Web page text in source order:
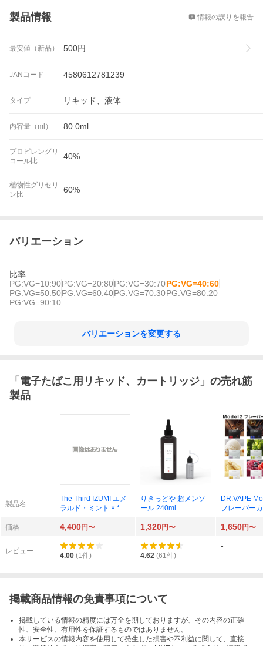
製品情報 情報の誤りを報告
最安値（新品） 500円
JANコード 4580612781239
タイプ リキッド、液体
内容量（ml） 80.0ml
プロピレングリ
コール比
40%
植物性グリセリ
ン比
60%
バリエーション
比率
PG:VG=10:90PG:VG=20:80PG:VG=30:70PG:VG=40:60
PG:VG=50:50PG:VG=60:40PG:VG=70:30PG:VG=80:20
PG:VG=90:10
バリエーションを変更する
「 電子たばこ用リキッド、カートリッジ 」の売れ筋
製品
製品名
The Third IZUMI エメ
ラルド・ミント × *
りきっどや 超メンソ
ール 240ml
DR.VAPE
フレーバー
価格
4,400円〜 1,320円〜 1,650円〜
レビュー
4.00 (1件) 4.62 (61件)
-
掲載商品情報の免責事項について
掲載している情報の精度には万全を期しておりますが、その内容の正確
性、安全性、有用性を保証するものではありません。
本サービスの情報内容を使用して発生した損害や不利益に関して、直接